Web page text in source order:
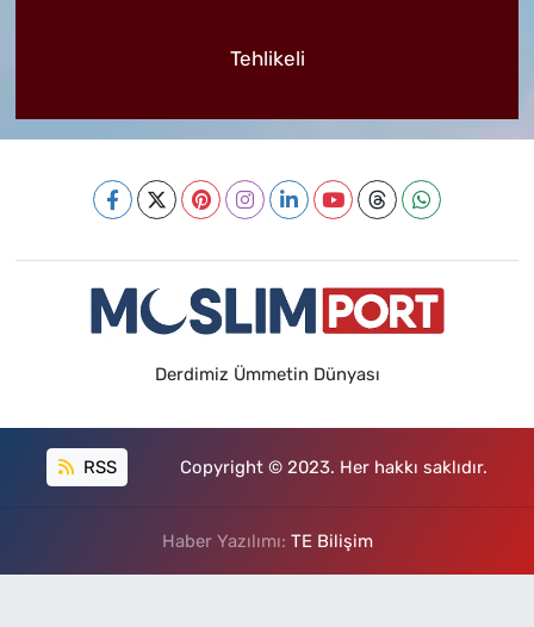
Tehlikeli
Derdimiz Ümmetin Dünyası
RSS Copyright © 2023. Her hakkı saklıdır.
Haber Yazılımı: TE Bilişim